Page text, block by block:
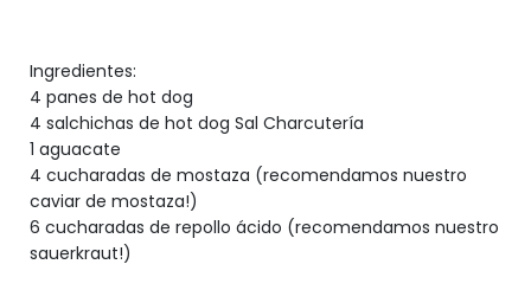
Ingredientes:
4 panes de hot dog
4 salchichas de hot dog Sal Charcutería
1 aguacate
4 cucharadas de mostaza (recomendamos nuestro
caviar de mostaza!)
6 cucharadas de repollo ácido (recomendamos nuestro
sauerkraut!)